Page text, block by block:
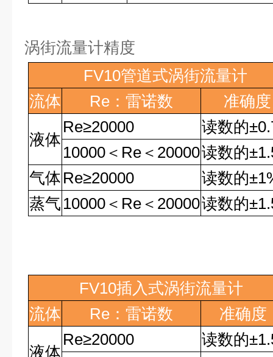
涡街流量计精度
FV10管道式涡街流量计
流体
Re ：雷诺数 准确度
液体
Re≥20000 读数的
10000 ＜ Re ＜ 20000读数的
气体 Re≥20000 读数的
蒸气 10000 ＜ Re ＜ 20000读数的
FV10插入式涡街流量计
流体
Re ：雷诺数 准确度
液体
Re≥20000 读数的